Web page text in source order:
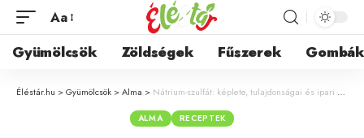
Aa
Gyümölcsök Zöldségek Fűszerek Gombák
Éléstár.hu >Gyümölcsök >Alma > Nátrium-szulfát: képlete, tulajdonságai és ipari alkalmazása
ALMA RECEPTEK